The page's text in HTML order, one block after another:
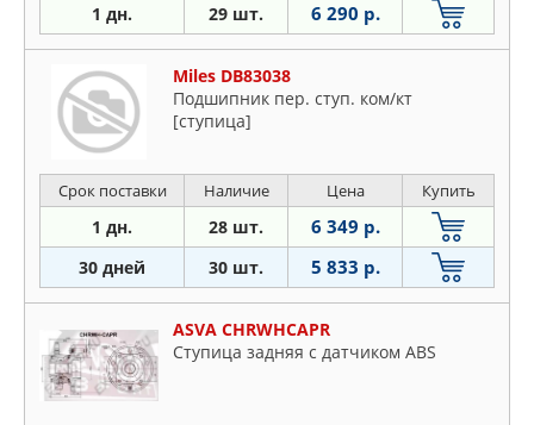
1 дн. 29 шт. 6 290 р.
Miles DB83038
Подшипник пер. ступ. ком/кт
[cтупица]
Срок поставки Наличие Цена Купить
1 дн. 28 шт. 6 349 р.
30 дней 30 шт. 5 833 р.
ASVA CHRWHCAPR
Ступица задняя с датчиком ABS